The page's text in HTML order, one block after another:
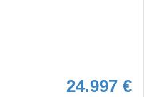
24.997 €